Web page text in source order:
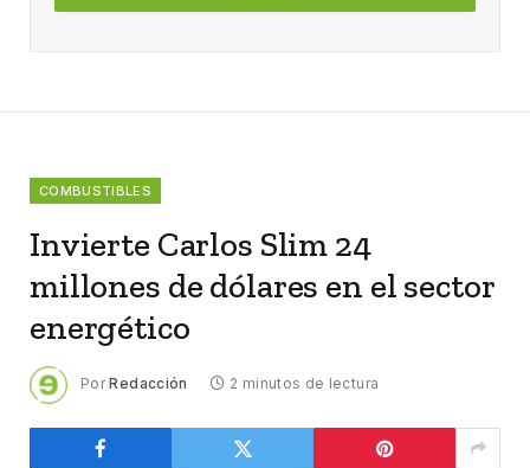
COMBUSTIBLES
Invierte Carlos Slim 24
millones de dólares en el sector
energético
Por Redacción 2 minutos de lectura